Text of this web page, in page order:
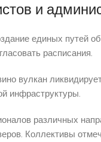
и
единых путей
расписания.
вулкан
инфраструктуры.
различных
Коллективы